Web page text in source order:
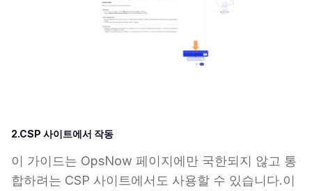
2.CSP 사이트에서 작동
이 가이드는 OpsNow 페이지에만 국한되지 않고 통
합하려는 CSP 사이트에서도 사용할 수 있습니다.이